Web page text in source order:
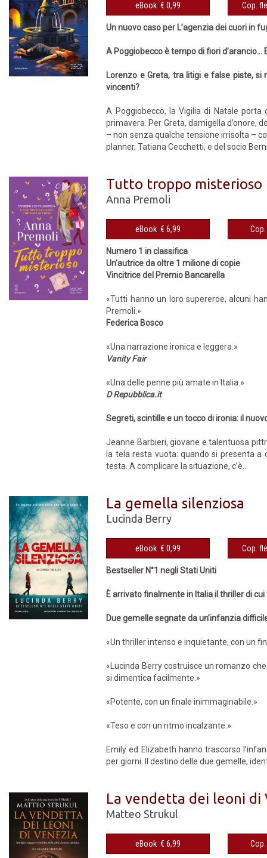
eBook € 0,99
Un nuovo caso per L’agenzia dei cuori in
A Poggiobecco è tempo di fiori d’arancio…
Lorenzo e Greta, tra litigi e false piste, si
vincenti?
A Poggiobecco, la Vigilia di Natale
primavera. Per Greta, damigella d’onore,
– non senza qualche tensione irrisolta –
planner, Tatiana Cecchetti, e del socio
Tutto troppo misterioso
Anna Premoli
eBook € 6,99
Numero 1 in classifica
Un’autrice da oltre 1 milione di copie
Vincitrice del Premio Bancarella
«Tutti hanno un loro supereroe, alcuni
Premoli.»
Federica Bosco
«Una narrazione ironica e leggera.»
Vanity Fair
«Una delle penne più amate in Italia.»
D Repubblica.it
Segreti, scintille e un tocco di ironia: il
Jeanne Barbieri, giovane e talentuosa
la tela resta vuota: quando si presenta a
testa. A complicare la situazione, c’è...
La gemella silenziosa
Lucinda Berry
eBook € 0,99
Bestseller N°1 negli Stati Uniti
È arrivato finalmente in Italia il thriller di
Due gemelle segnate da un’infanzia
«Un thriller intenso e inquietante, con un
«Lucinda Berry costruisce un romanzo
si dimentica facilmente.»
«Potente, con un finale inimmaginabile.»
«Teso e con un ritmo incalzante.»
Emily ed Elizabeth hanno trascorso
per giorni. Il destino delle due gemelle,
La vendetta dei leoni di
Matteo Strukul
eBook € 6,99